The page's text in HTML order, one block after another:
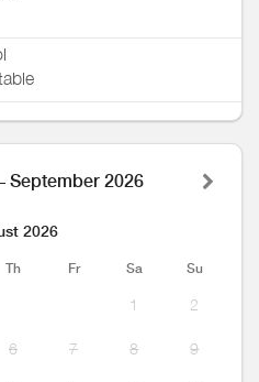
September 2026
2026
Th Fr Sa Su
1 2
6 7 8 9